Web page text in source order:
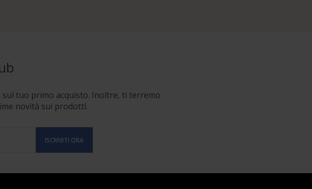
tuo primo acquisto. Inoltre, ti terremo
novità sui prodotti.